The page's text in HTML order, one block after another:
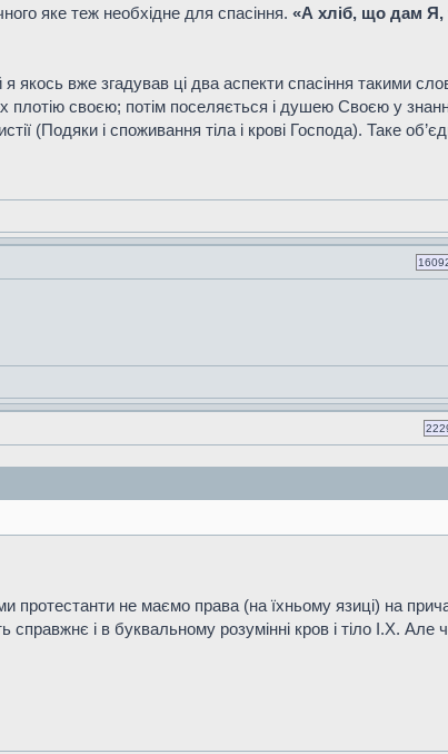
яке теж необхідне для спасіння. «А хліб, що дам Я,
я якось вже згадував ці два аспекти спасіння такими
плотію своєю; потім поселяється і душею Своєю у
(Подяки і споживання тіла і крові Господа). Таке
не маємо права (на їхньому язиці) на
і в буквальному розумінні кров і тіло І.Х. Але